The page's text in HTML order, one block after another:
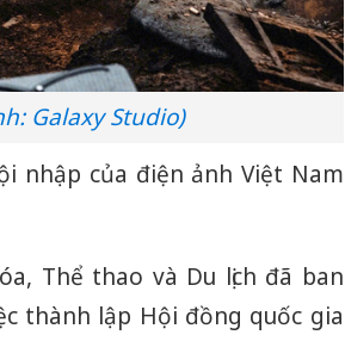
Galaxy Studio)
nhập của điện ảnh Việt Nam
Thể thao và Du lịch đã ban
thành lập Hội đồng quốc gia